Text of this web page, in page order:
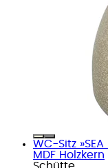
WC-Sitz
MDF Holzkern